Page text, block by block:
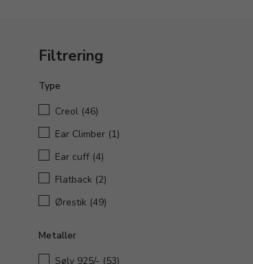
Filtrering
Type
Creol (46)
Ear Climber (1)
Ear cuff (4)
Flatback (2)
Ørestik (49)
Metaller
Sølv 925/- (53)